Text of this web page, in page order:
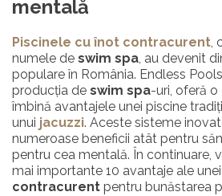
mentală
Piscinele cu înot contracurent,
numele de swim spa, au devenit
populare în România. Endless Pools
producția de swim spa-uri, oferă o
îmbină avantajele unei piscine
unui jacuzzi. Aceste sisteme
numeroase beneficii atât pentru
pentru cea mentală. În continuare,
mai importante 10 avantaje ale unei
contracurent pentru bunăstarea